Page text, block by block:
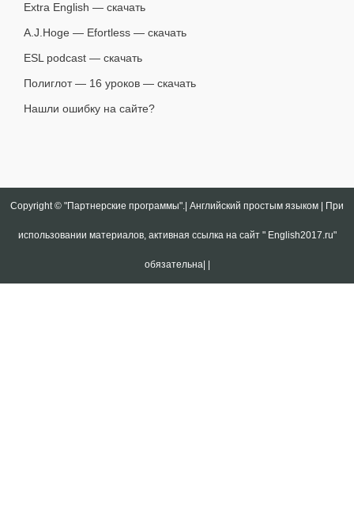
Extra English — скачать
A.J.Hoge — Efortless — скачать
ESL podcast — скачать
Полиглот — 16 уроков — скачать
Нашли ошибку на сайте?
Copyright © "Партнерские программы".| Английский простым языком | При
использовании материалов, активная ссылка на сайт " English2017.ru"
обязательна|